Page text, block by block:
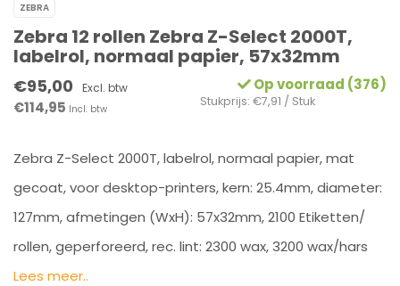
ZEBRA
Zebra 12 rollen Zebra Z-Select 2000T,
labelrol, normaal papier, 57x32mm
€95,00 Excl. btw
€114,95 Incl. btw
Op voorraad (376)
Stukprijs: €7,91 / Stuk
Zebra Z-Select 2000T, labelrol, normaal papier, mat
gecoat, voor desktop-printers, kern: 25.4mm, diameter:
127mm, afmetingen (WxH): 57x32mm, 2100 Etiketten/
rollen, geperforeerd, rec. lint: 2300 wax, 3200 wax/hars
Lees meer..